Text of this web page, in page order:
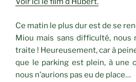
Ce matin le plus dur est de se
Miou mais sans difficulté, nous
traite ! Heureusement, car à
que le parking est plein, à une
nous n’aurions pas eu de place…